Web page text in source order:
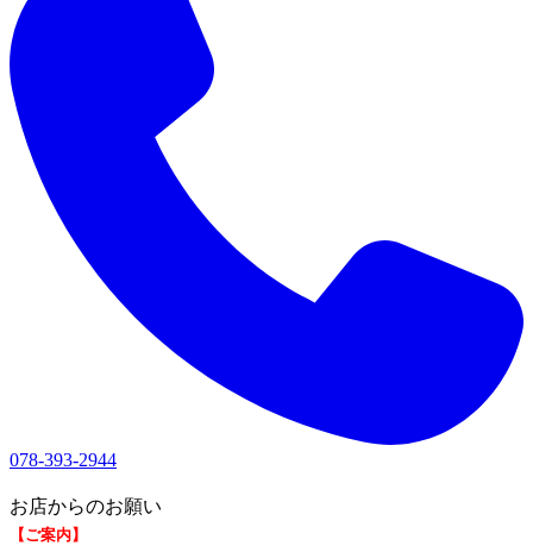
078-393-2944
お店からのお願い
【ご案内】